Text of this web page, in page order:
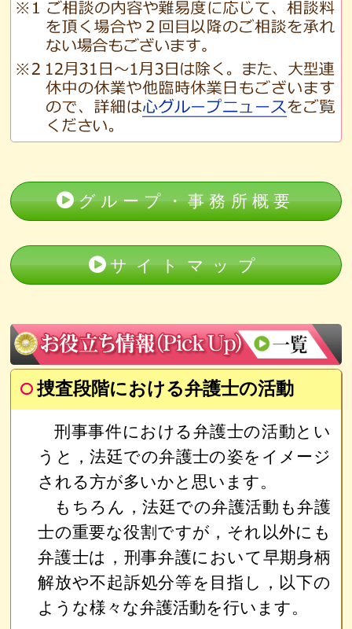
グループ・事務所概要
サイトマップ
捜査段階における弁護士の活動
刑事事件における弁護士の活動とい
うと，法廷での弁護士の姿をイメージ
される方が多いかと思います。
もちろん，法廷での弁護活動も弁護
士の重要な役割ですが，それ以外にも
弁護士は，刑事弁護において早期身柄
解放や不起訴処分等を目指し，以下の
ような様々な弁護活動を行います。